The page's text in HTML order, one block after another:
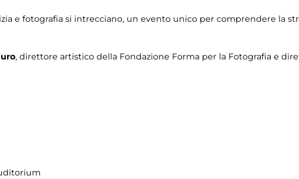
e fotografia si intrecciano, un evento unico per comprendere la
, direttore artistico della Fondazione Forma per la Fotografia e